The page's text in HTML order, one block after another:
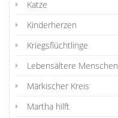
Katze
Kinderherzen
Kriegsflüchtlinge
Lebensältere Menschen
Märkischer Kreis
Martha hilft